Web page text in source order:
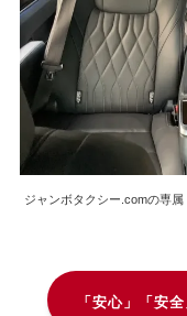
ジャンボタクシー.comの専
「安心」「安